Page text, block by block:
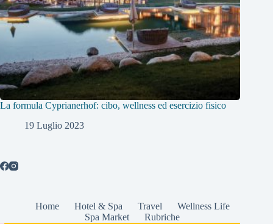
La formula Cyprianerhof: cibo, wellness ed esercizio fisico
19 Luglio 2023
Home Hotel & Spa Travel
Wellness Life
Spa Market
Rubriche